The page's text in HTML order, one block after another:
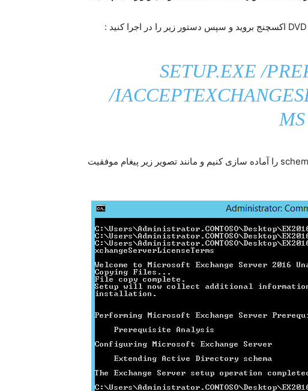
SETUP.EXE /
/
MS
اگر همه چیز مرتبط و درست پیش برود توانسته ایم schema را آماده سازی کنیم و مانند تصویر زیر پیغام موفقیت